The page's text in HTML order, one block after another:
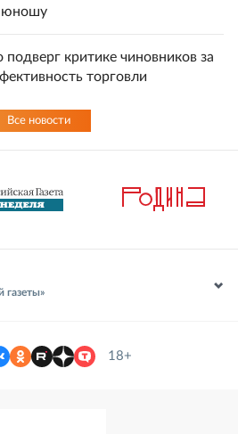
юношу
критике чиновников за
торговли
Все новости
газеты»
18+